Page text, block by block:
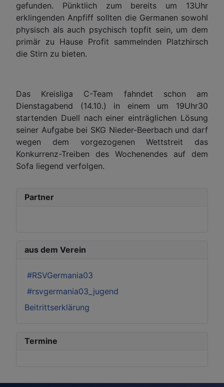
gefunden. Pünktlich zum bereits um 13Uhr
erklingenden Anpfiff sollten die Germanen sowohl
physisch als auch psychisch topfit sein, um dem
primär zu Hause Profit sammelnden Platzhirsch
die Stirn zu bieten.
Das Kreisliga C-Team fahndet schon am
Dienstagabend (14.10.) in einem um 19Uhr30
startenden Duell nach einer einträglichen Lösung
seiner Aufgabe bei SKG Nieder-Beerbach und darf
wegen dem vorgezogenen Wettstreit das
Konkurrenz-Treiben des Wochenendes auf dem
Sofa liegend verfolgen.
Partner
aus dem Verein
#RSVGermania03
#rsvgermania03_jugend
Beitrittserklärung
Termine